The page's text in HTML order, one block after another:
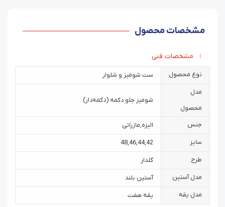
مشخصات محصول
مشخصات فنی
نوع محصول ست شومیز و شلوار
مدل
محصول
شومیز جلو دکمه (دکمه‌دار)
جنس الیزه,مازراتی
سایز 42
,
44
,
46
,
48
طرح گلدار
مدل آستین آستین بلند
مدل یقه یقه هفت